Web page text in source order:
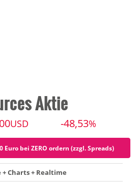
Aktie
USD -48,53%
Euro bei ZERO ordern (zzgl. Spreads)
+ Charts + Realtime